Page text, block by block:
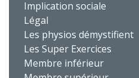
Implication sociale
Légal
Les physios démystifient
Les Super Exercices
Membre inférieur